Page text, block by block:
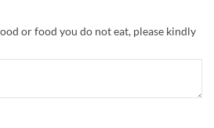
or food you do not eat, please kindly